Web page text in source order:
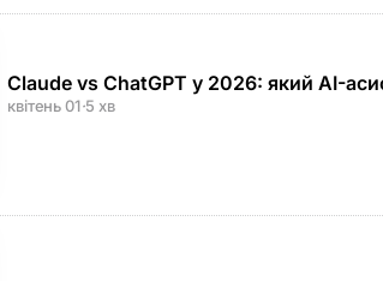
Claude vs ChatGPT у 2026: який AI-
квітень 01·5 хв